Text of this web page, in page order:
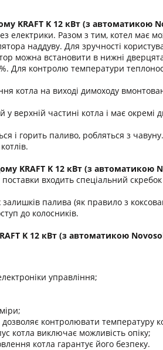
KRAFT K 12 кВт (з автоматикою
електрики. Разом з тим, котел має
наддуву. Для зручності
можна встановити в нижні
Для контролю температури
котла на виході димоходу
верхній частині котла і має
і горить паливо, робляться з
KRAFT K 12 кВт (з автоматикою
поставки входить спеціальний
палива (як правило з
до колосників.
K 12 кВт (з автоматикою
управління;
контролювати температуру
котла виключає можливість опіку;
котла гарантує його безпеку.